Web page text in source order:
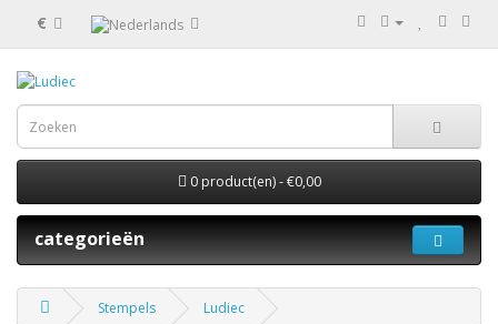
€
0 product(en) - €0,00
categorieën
Stempels Ludiec